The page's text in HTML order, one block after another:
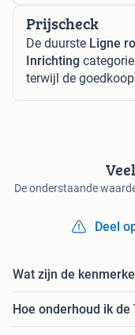
Prijscheck
De duurste Ligne
Inrichting
terwijl de
De onderstaande
Deel
Wat zijn de
Hoe onderhoud ik de